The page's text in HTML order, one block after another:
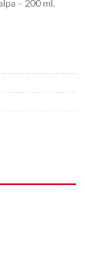
– 200 ml.